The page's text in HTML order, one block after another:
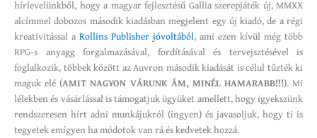
hírlevelünkből, hogy a magyar fejlesztésű Gallia szerepjáték új, MMXX
alcímmel dobozos második kiadásban megjelent egy új kiadó, de a régi
kreativitással a Rollins Publisher jóvoltából, ami ezen kívül még több
RPG-s anyagg forgalmazásával, fordításával és tervejsztésével is
foglalkozik, többek között az Auvron második kiadását is célul tűzték ki
maguk elé (AMIT NAGYON VÁRUNK ÁM, MINÉL HAMARABB!!!). Mi
lélekben és vásárlással is támogatjuk ügyüket amellett, hogy igyekszünk
rendszeresen hírt adni munkájukról (ingyen) és javasoljuk, hogy ti is
tegyetek emígyen ha módotok van rá és kedvetek hozzá.